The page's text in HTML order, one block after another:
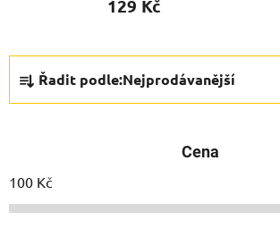
129 Kč
í
p
Řadit podle:Nejprodávanější
Cena
100 Kč